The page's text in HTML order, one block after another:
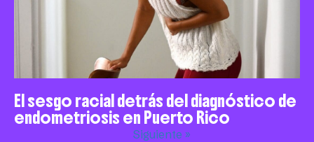
El sesgo racial detrás del diagnóstico de
endometriosis en Puerto Rico
Siguiente »